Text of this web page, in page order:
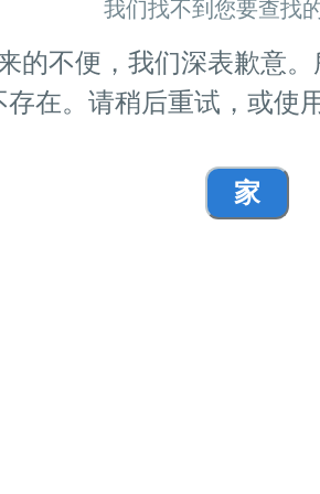
我们找不到您要查找的
的不便，我们深表歉意
存在。请稍后重试，或使
家